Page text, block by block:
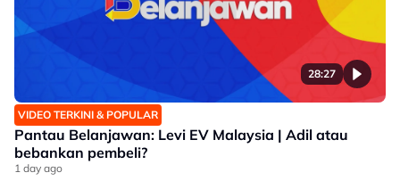
28:27
VIDEO TERKINI & POPULAR
Pantau Belanjawan: Levi EV Malaysia | Adil atau
bebankan pembeli?
1 day ago